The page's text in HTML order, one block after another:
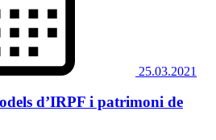
25.03.2021
d’IRPF i patrimoni de